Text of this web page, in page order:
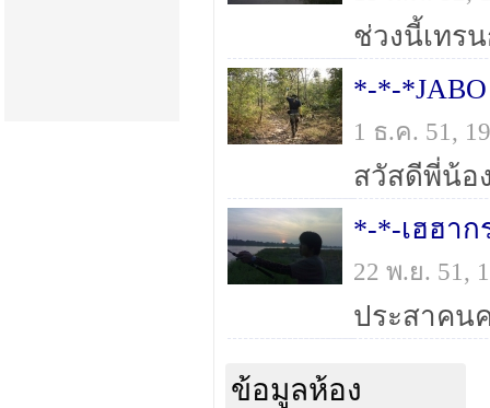
*-*-
1 ธ.ค. 51,
*-*-เฮฮา
22 พ.ย. 51,
ข้อมูลห้อง